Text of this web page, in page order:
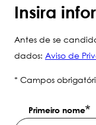
Insira
Antes de se
dados: Aviso de
* Campos
Primeiro nome